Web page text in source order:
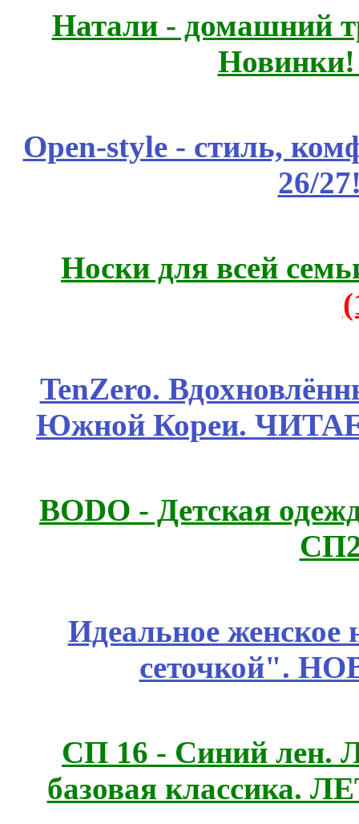
Натали - домашний
Open-style - стиль,
26/
Носки для всей
TenZero.
Южной Кореи.
BODO - Детская
Идеальное женское
сеточкой".
СП 16 - Синий лен.
базовая